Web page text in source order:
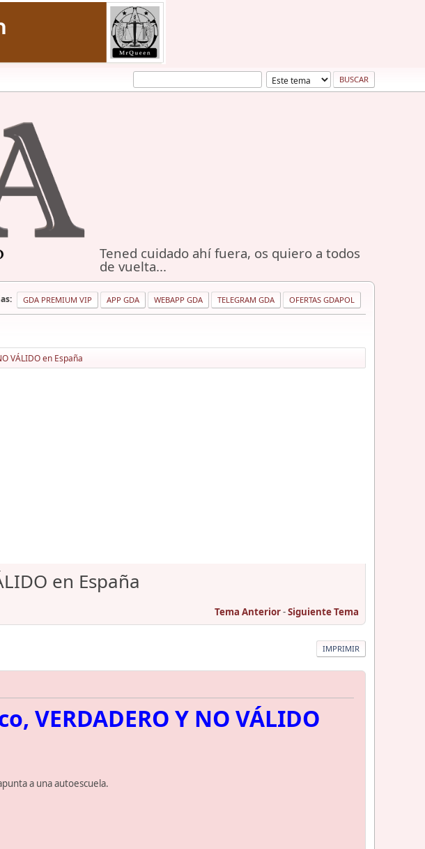
Tened cuidado ahí fuera, os quiero a todos
de vuelta...
GDA PREMIUM VIP APP GDA WEBAPP GDA TELEGRAM GDA OFERTAS GDAPOL
VÁLIDO en España
en España
Tema Anterior-Siguiente Tema
IMPRIMIR
VERDADERO Y NO VÁLIDO
a una autoescuela.